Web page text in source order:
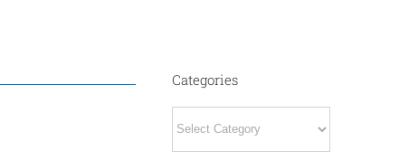
Categories